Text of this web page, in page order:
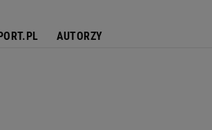
AUTORZY